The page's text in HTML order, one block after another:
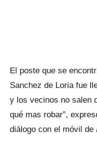
El poste que se
Sanchez de Loria fue
y los vecinos no salen
qué mas robar”,
diálogo con el móvil de